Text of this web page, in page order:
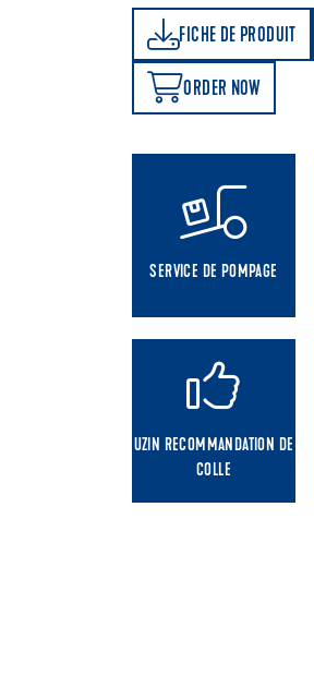
FICHE DE PRODUIT
CALCULATEUR DE CONSOMMATION
ORDER NOW
SERVICE DE POMPAGE
UZIN RECOMMANDATION DE
COLLE